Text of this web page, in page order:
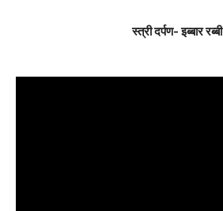
स्त्री दर्पण- इब्बार रब्बी